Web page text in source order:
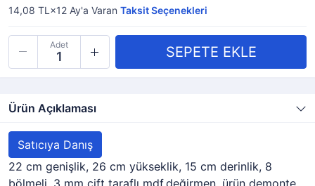
14,08 TL×12 Ay'a Varan Taksit Seçenekleri
Adet
Ürün Açıklaması
Satıcıya Danış
22 cm genişlik, 26 cm yükseklik, 15 cm derinlik, 8
bölmeli, 3 mm çift taraflı mdf,değirmen. ürün demonte